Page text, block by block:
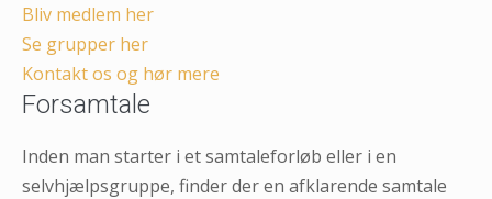
Bliv medlem her
Se grupper her
Kontakt os og hør mere
Forsamtale
Inden man starter i et samtaleforløb eller i en
selvhjælpsgruppe, finder der en afklarende samtale